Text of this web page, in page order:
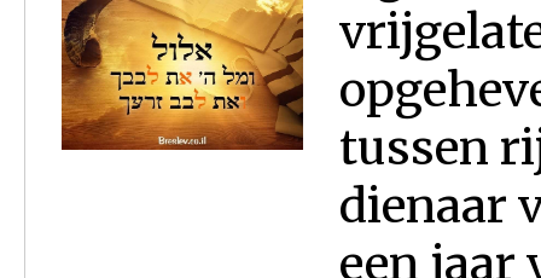
tussen
dienaar
een jaar